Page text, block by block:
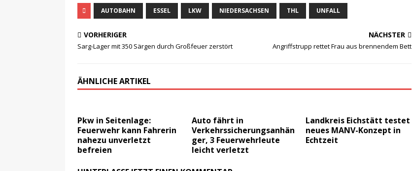
AUTOBAHN ESSEL LKW NIEDERSACHSEN THL UNFALL
VORHERIGER
Sarg-Lager mit 350 Särgen durch Großfeuer zerstört
NÄCHSTER
Angriffstrupp rettet Frau aus brennendem Bett
ÄHNLICHE ARTIKEL
Pkw in Seitenlage:
Feuerwehr kann Fahrerin
nahezu unverletzt
befreien
Auto fährt in
Verkehrssicherungsanhän
ger, 3 Feuerwehrleute
leicht verletzt
Landkreis Eichstätt testet
neues MANV-Konzept in
Echtzeit